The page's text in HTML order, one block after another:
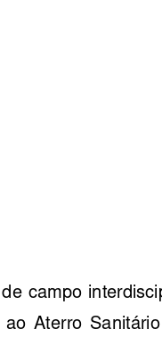
campo
ao  Aterro